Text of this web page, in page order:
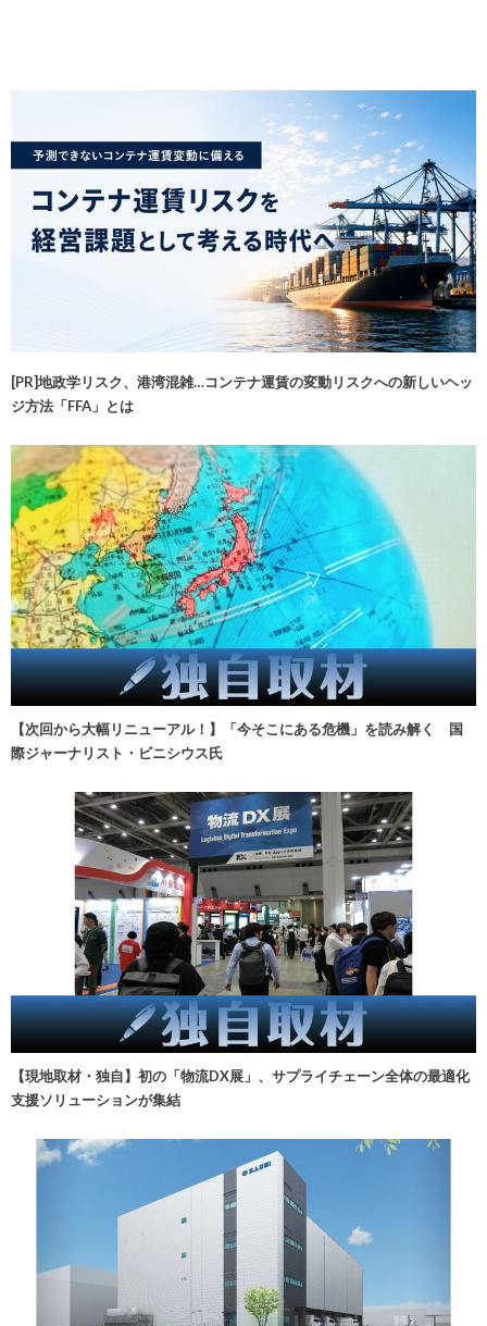
[PR]地政学リスク、港湾混雑…コンテナ運賃の変動リスクへの新しいヘッ
ジ方法「FFA」とは
【次回から大幅リニューアル！】「今そこにある危機」を読み解く 国
際ジャーナリスト・ビニシウス氏
【現地取材・独自】初の「物流DX展」、サプライチェーン全体の最適化
支援ソリューションが集結